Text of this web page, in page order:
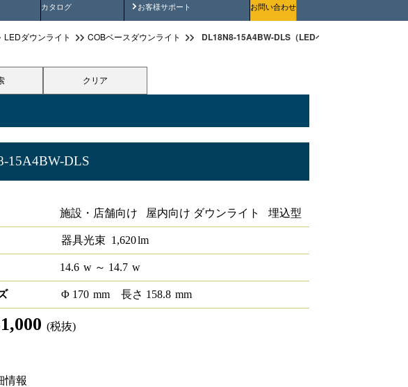
カタログ お客様サポート
安全にご使用いただくためにお問い合わせ
LEDダウンライト COBベースダウンライト DL18N8-15A4BW-DLS（LEDベースダウンライト
クリア
15A4BW-DLS
施設・店舗向け 屋内向け ダウンライト 埋込型
器具光束 1,620lm
14.6 w ～ 14.7 w
Φ 170 mm 長さ 158.8 mm
(税抜)
情報